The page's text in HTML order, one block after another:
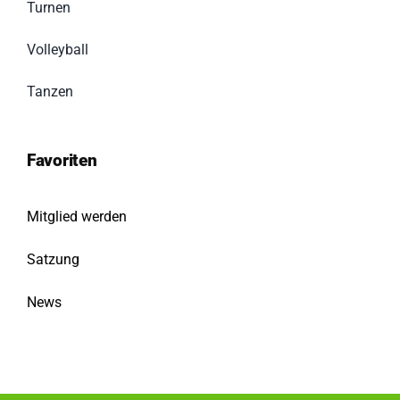
Turnen
Volleyball
Tanzen
Favoriten
Mitglied werden
Satzung
News